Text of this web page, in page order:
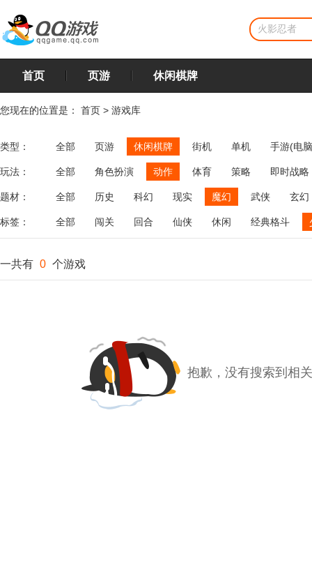
首页 页游 休闲棋牌
您现在的位置是： 首页 > 游戏库
类型： 全部 页游 休闲棋牌 街机 单机 手游(电
玩法： 全部 角色扮演 动作 体育 策略
即时战略
飞行
恋爱 第三人称射击 棋类 牌类 麻将
题材： 全部 历史 科幻 现实 魔幻 武侠 玄幻
标签： 全部 闯关 回合 仙侠 休闲 经典格斗
一共有 0 个游戏
抱歉，没有搜索到相